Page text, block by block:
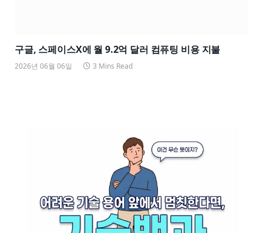
구글, 스페이스X에 월 9.2억 달러 컴퓨팅 비용 지불
2026년 06월 06일 3 Mins Read